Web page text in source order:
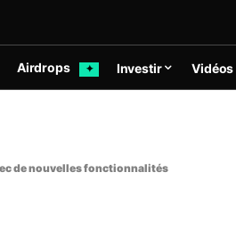
Airdrops ✦ Investir Vidéos
de nouvelles fonctionnalités